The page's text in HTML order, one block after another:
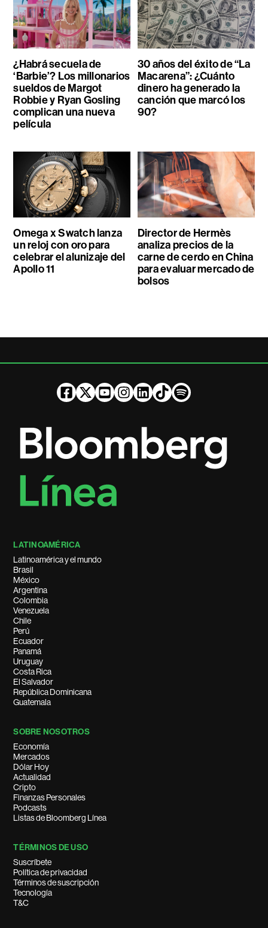
¿Habrá secuela de
‘Barbie’? Los millonarios
sueldos de Margot
Robbie y Ryan Gosling
complican una nueva
película
30 años del éxito de “La
Macarena”: ¿Cuánto
dinero ha generado la
canción que marcó los
90?
Omega x Swatch lanza
un reloj con oro para
celebrar el alunizaje del
Apollo 11
Director de Hermès
analiza precios de la
carne de cerdo en China
para evaluar mercado de
bolsos
LATINOAMÉRICA
Latinoamérica y el mundo
Brasil
México
Argentina
Colombia
Venezuela
Chile
Perú
Ecuador
Panamá
Uruguay
Costa Rica
El Salvador
República Dominicana
Guatemala
SOBRE NOSOTROS
Economía
Mercados
Dólar Hoy
Actualidad
Cripto
Finanzas Personales
Podcasts
Listas de Bloomberg Línea
TÉRMINOS DE USO
Suscríbete
Política de privacidad
Términos de suscripción
Tecnología
T&C